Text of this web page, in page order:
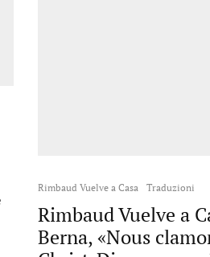
Rimbaud Vuelve a Casa Traduzioni
Rimbaud Vuelve a
Berna, «Nous